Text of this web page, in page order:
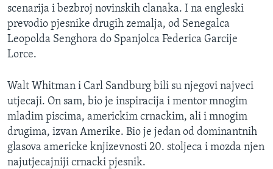
scenarija i bezbroj novinskih clanaka. I na engleski
prevodio pjesnike drugih zemalja, od Senegalca
Leopolda Senghora do Spanjolca Federica Garcije
Lorce.
Walt Whitman i Carl Sandburg bili su njegovi najveci
utjecaji. On sam, bio je inspiracija i mentor mnogim
mladim piscima, americkim crnackim, ali i mnogim
drugima, izvan Amerike. Bio je jedan od dominantnih
glasova americke knjizevnosti 20. stoljeca i mozda njen
najutjecajniji crnacki pjesnik.